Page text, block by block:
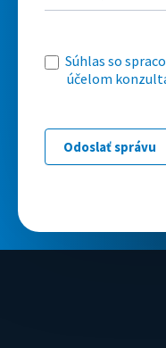
Súhlas so
účelom
Odoslať správu